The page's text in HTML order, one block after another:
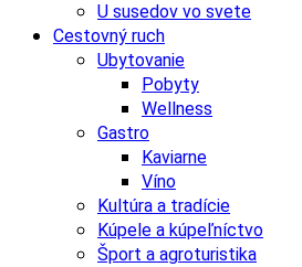
U susedov vo svete
Cestovný ruch
Ubytovanie
Pobyty
Wellness
Gastro
Kaviarne
Víno
Kultúra a tradície
Kúpele a kúpeľníctvo
Šport a agroturistika